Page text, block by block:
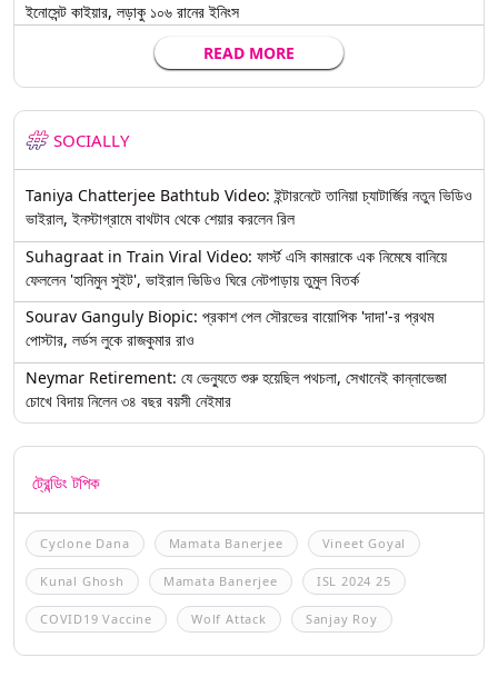
ইনোসেন্ট কাইয়ার, লড়াকু ১০৬ রানের ইনিংস
READ MORE
SOCIALLY
Taniya Chatterjee Bathtub Video: ইন্টারনেটে তানিয়া চ্যাটার্জির নতুন ভিডিও
ভাইরাল, ইনস্টাগ্রামে বাথটাব থেকে শেয়ার করলেন রিল
Suhagraat in Train Viral Video: ফার্স্ট এসি কামরাকে এক নিমেষে বানিয়ে
ফেললেন 'হানিমুন সুইট', ভাইরাল ভিডিও ঘিরে নেটপাড়ায় তুমুল বিতর্ক
Sourav Ganguly Biopic: প্রকাশ পেল সৌরভের বায়োপিক 'দাদা'-র প্রথম
পোস্টার, লর্ডস লুকে রাজকুমার রাও
Neymar Retirement: যে ভেন্যুতে শুরু হয়েছিল পথচলা, সেখানেই কান্নাভেজা
চোখে বিদায় নিলেন ৩৪ বছর বয়সী নেইমার
ট্রেন্ডিং টপিক
Cyclone Dana Mamata Banerjee Vineet Goyal
Kunal Ghosh Mamata Banerjee ISL 2024 25
COVID19 Vaccine Wolf Attack Sanjay Roy